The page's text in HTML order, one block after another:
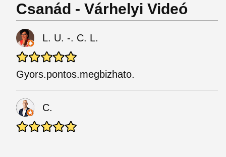
Csanád - Várhelyi Videó
L. U. -. C. L.
Gyors.pontos.megbizhato.
C.